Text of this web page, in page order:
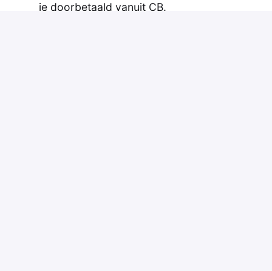
je doorbetaald vanuit CB.